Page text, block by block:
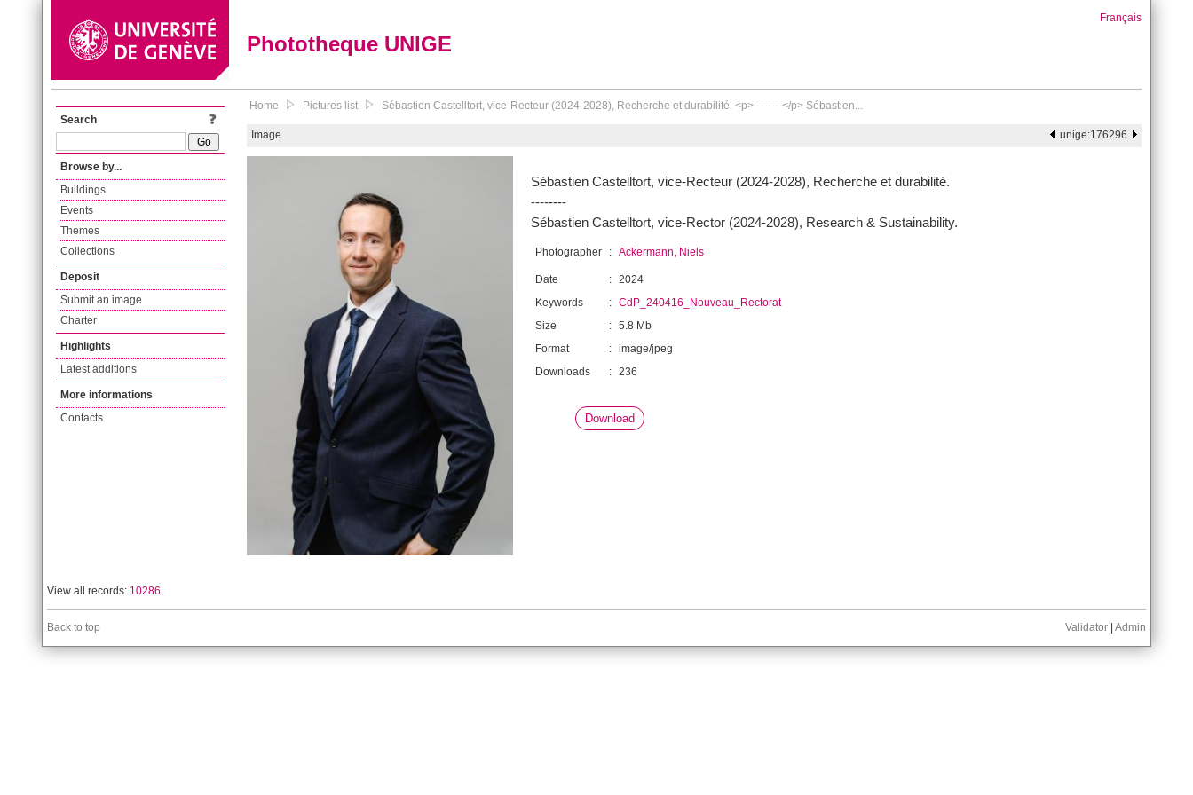
Phototheque UNIGE
Français
Search
Browse by...
Buildings
Events
Themes
Collections
Deposit
Submit an image
Charter
Highlights
Latest additions
More informations
Contacts
Home Pictures list Sébastien Castelltort, vice-Recteur (2024-2028), Recherche et durabilité. <p>--------</p> Sébastien...
Image unige:176296
Sébastien Castelltort, vice-Recteur (2024-2028), Recherche et durabilité.
--------
Sébastien Castelltort, vice-Rector (2024-2028), Research & Sustainability.
Photographer : Ackermann, Niels
Date : 2024
Keywords
: CdP_240416_Nouveau_Rectorat
Size
: 5.8 Mb
Format
: image/jpeg
Downloads
: 236
Download
View all records: 10286
Back to top Validator Admin